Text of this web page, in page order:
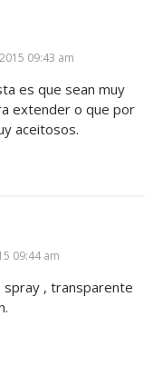
09:43 am
es que sean muy
extender o que por
aceitosos.
09:44 am
, transparente